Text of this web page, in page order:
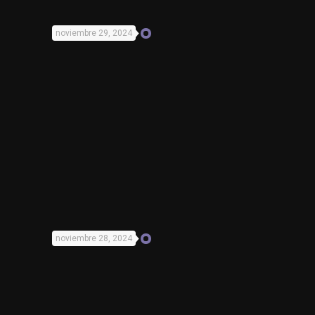
noviembre 29, 2024
noviembre 28, 2024